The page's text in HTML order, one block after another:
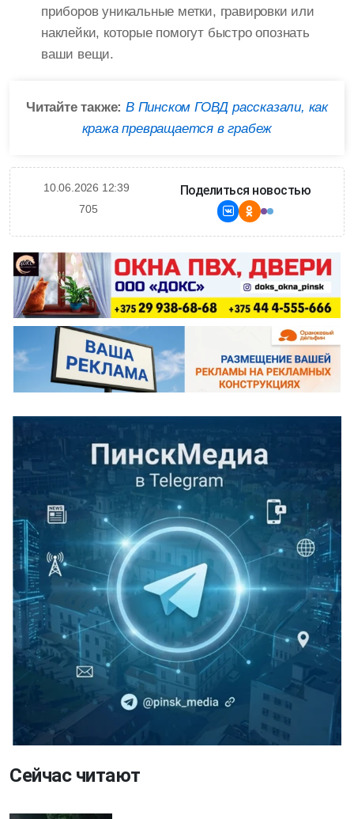
приборов уникальные метки, гравировки или
наклейки, которые помогут быстро опознать
ваши вещи.
Читайте также: В Пинском ГОВД рассказали, как
кража превращается в грабеж
10.06.2026 12:39
705
Поделиться новостью
Сейчас читают